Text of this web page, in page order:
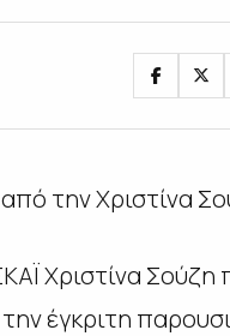
την Χριστίνα
Χριστίνα Σούζη
έγκριτη